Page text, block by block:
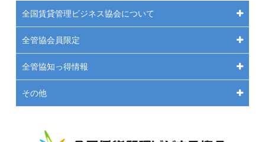
全国賃貸管理ビジネス協会について
全管協会員限定
全管協知っ得情報
その他